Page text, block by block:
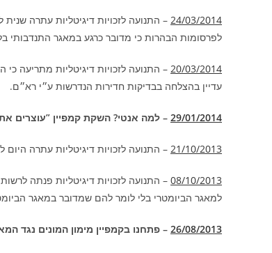
24/03/2014 – התנועה לזכויות דיגיטליות עתרה
לפרסומות הבהרות כי מדובר כרגע במאגר התנדבותי
20/03/2014 – התנועה לזכויות דיגיטליות מתריעה
עדיין בהצלחה בבדיקות חדירות הנדרשות ע״י רא״ם.
29/01/2014 – למה אנטי? השקת קמפיין ”עוצרים
21/10/2013 – התנועה לזכויות דיגיטליות עתרה
08/10/2013 – התנועה לזכויות דיגיטליות פנתה
למאגר הביומטרי בלי לומר להם שמדובר במאגר
26/08/2013 – פתחנו בקמפיין מימון המונים נגד